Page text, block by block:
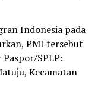
Indonesia pada
PMI tersebut
SPLP:
Kecamatan